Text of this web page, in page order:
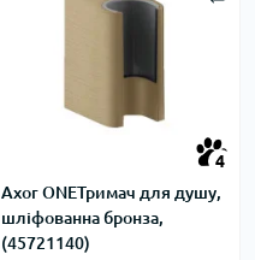
4
Axor ONEТримач для душу,
шліфованна бронза,
(45721140)